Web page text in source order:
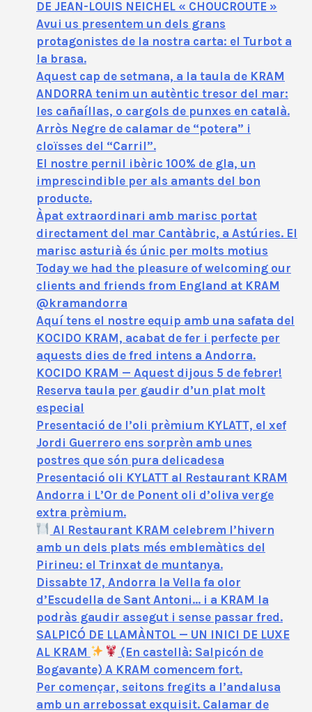
DE JEAN-LOUIS NEICHEL « CHOUCROUTE »
Avui us presentem un dels grans
protagonistes de la nostra carta: el Turbot a
la brasa.
Aquest cap de setmana, a la taula de KRAM
ANDORRA tenim un autèntic tresor del mar:
les cañaíllas, o cargols de punxes en català.
Arròs Negre de calamar de “potera” i
cloïsses del “Carril”.
El nostre pernil ibèric 100% de gla, un
imprescindible per als amants del bon
producte.
Àpat extraordinari amb marisc portat
directament del mar Cantàbric, a Astúries. El
marisc asturià és únic per molts motius
Today we had the pleasure of welcoming our
clients and friends from England at KRAM
@kramandorra
Aquí tens el nostre equip amb una safata del
KOCIDO KRAM, acabat de fer i perfecte per
aquests dies de fred intens a Andorra.
KOCIDO KRAM — Aquest dijous 5 de febrer!
Reserva taula per gaudir d’un plat molt
especial
Presentació de l’oli prèmium KYLATT, el xef
Jordi Guerrero ens sorprèn amb unes
postres que són pura delicadesa
Presentació oli KYLATT al Restaurant KRAM
Andorra i L’Or de Ponent oli d’oliva verge
extra prèmium.
Al Restaurant KRAM celebrem l’hivern
amb un dels plats més emblemàtics del
Pirineu: el Trinxat de muntanya.
Dissabte 17, Andorra la Vella fa olor
d’Escudella de Sant Antoni… i a KRAM la
podràs gaudir assegut i sense passar fred.
SALPICÓ DE LLAMÀNTOL — UN INICI DE LUXE
AL KRAM
(En castellà: Salpicón de
Bogavante) A KRAM comencem fort.
Per començar, seitons fregits a l’andalusa
amb un arrebossat exquisit. Calamar de